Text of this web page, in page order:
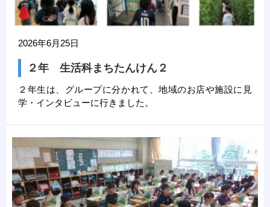
2026年6月25日
２年 生活科まちたんけん２
２年生は、グループに分かれて、地域のお店や施設に見
学・インタビューに行きました。